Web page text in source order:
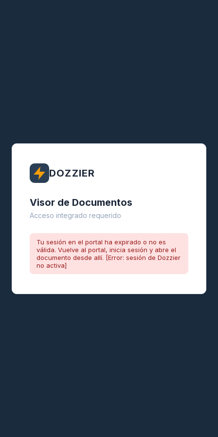
DOZZIER
Visor de Documentos
Acceso integrado requerido
Tu sesión en el portal ha expirado o no es
válida. Vuelve al portal, inicia sesión y abre el
documento desde allí. [Error: sesión de Dozzier
no activa]